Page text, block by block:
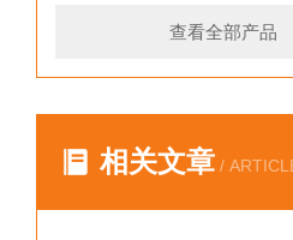
查看全部产品
相关文章 /